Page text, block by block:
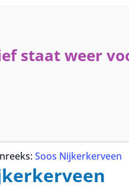
HOME
Soos Nijkerkerveen
staat weer